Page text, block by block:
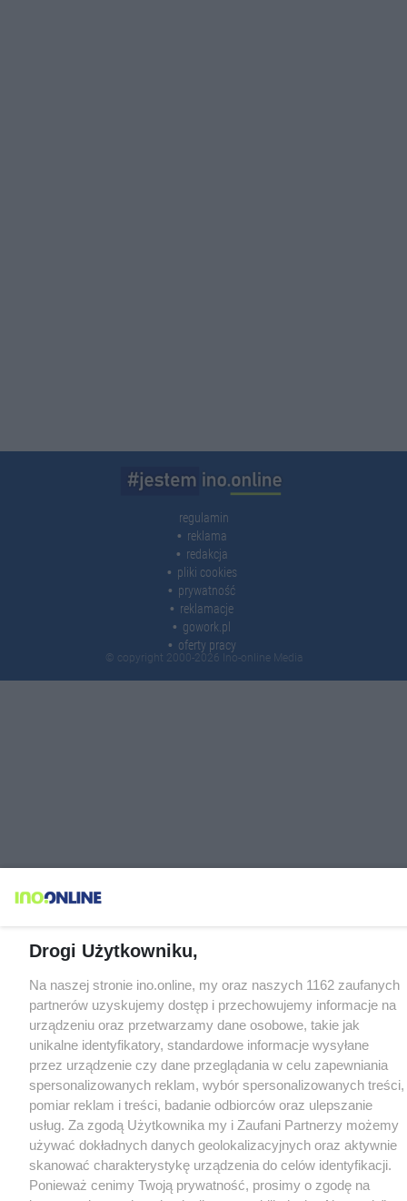
regulamin
reklama
redakcja
pliki cookies
prywatność
reklamacje
gowork.pl
oferty pracy
© copyright 2000-2026 Ino-online Media
Drogi Użytkowniku,
Na naszej stronie ino.online, my oraz naszych 1162 zaufanych
partnerów uzyskujemy dostęp i przechowujemy informacje na
urządzeniu oraz przetwarzamy dane osobowe, takie jak
unikalne identyfikatory, standardowe informacje wysyłane
przez urządzenie czy dane przeglądania w celu zapewniania
spersonalizowanych reklam, wybór spersonalizowanych treści,
pomiar reklam i treści, badanie odbiorców oraz ulepszanie
usług. Za zgodą Użytkownika my i Zaufani Partnerzy możemy
używać dokładnych danych geolokalizacyjnych oraz aktywnie
skanować charakterystykę urządzenia do celów identyfikacji.
Ponieważ cenimy Twoją prywatność, prosimy o zgodę na